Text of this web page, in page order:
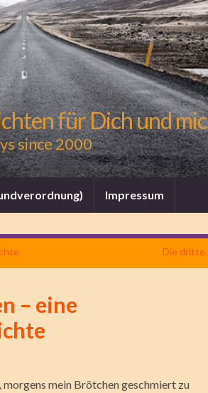
für Dich und
since 2000
Impressum
Die dritte
– eine
mein Brötchen geschmiert zu